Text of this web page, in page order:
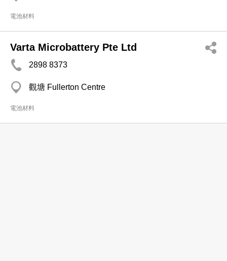
電池材料
Varta Microbattery Pte Ltd
2898 8373
觀塘 Fullerton Centre
電池材料